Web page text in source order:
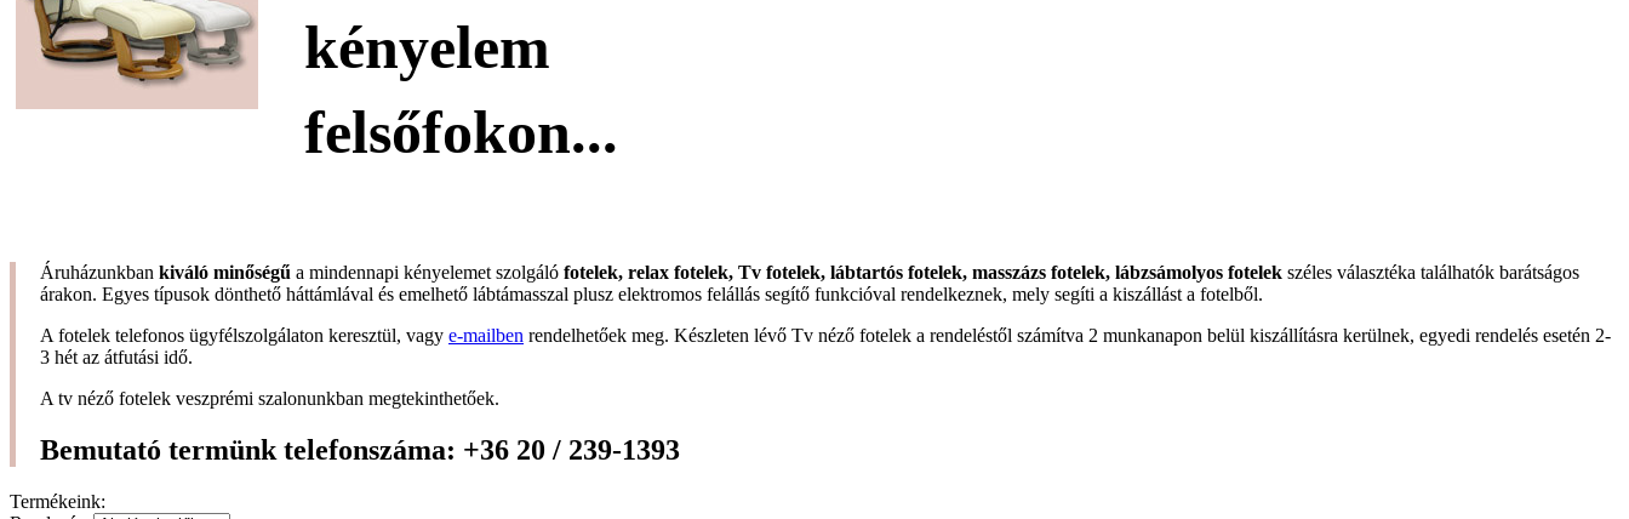
kényelem
felsőfokon...
Áruházunkban kiváló minőségű a mindennapi kényelemet szolgáló fotelek, relax fotelek, Tv fotelek, lábtartós fotelek, masszázs fotelek, lábzsámolyos fotelek széles választéka találhatók barátságos
árakon. Egyes típusok dönthető háttámlával és emelhető lábtámasszal plusz elektromos felállás segítő funkcióval rendelkeznek, mely segíti a kiszállást a fotelből.
A fotelek telefonos ügyfélszolgálaton keresztül, vagy e-mailben rendelhetőek meg. Készleten lévő Tv néző fotelek a rendeléstől számítva 2 munkanapon belül kiszállításra kerülnek, egyedi rendelés esetén 2-
3 hét az átfutási idő.
A tv néző fotelek veszprémi szalonunkban megtekinthetőek.
Bemutató termünk telefonszáma: +36 20 / 239-1393
Termékeink: